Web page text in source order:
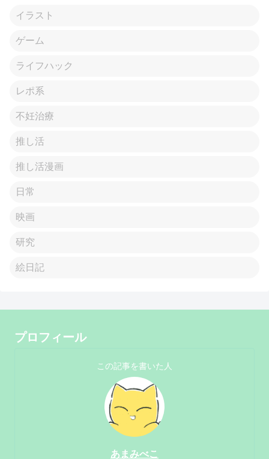
イラスト
ゲーム
ライフハック
レポ系
不妊治療
推し活
推し活漫画
日常
映画
研究
絵日記
プロフィール
この記事を書いた人
あまみべこ